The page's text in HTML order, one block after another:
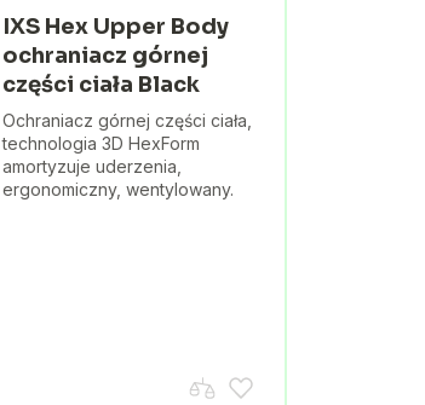
IXS Hex Upper Body
ochraniacz górnej
części ciała Black
Ochraniacz górnej części ciała,
technologia 3D HexForm
amortyzuje uderzenia,
ergonomiczny, wentylowany.